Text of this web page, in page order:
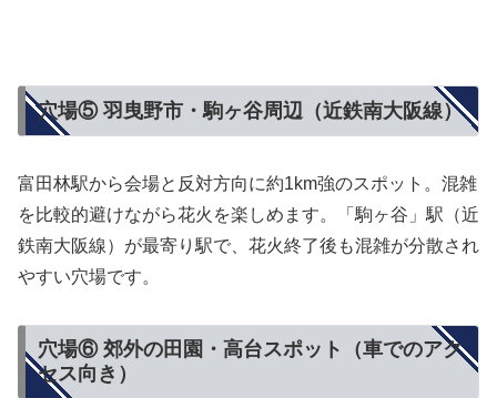
穴場⑤ 羽曳野市・駒ヶ谷周辺（近鉄南大阪線）
富田林駅から会場と反対方向に約1km強のスポット。混雑
を比較的避けながら花火を楽しめます。「駒ヶ谷」駅（近
鉄南大阪線）が最寄り駅で、花火終了後も混雑が分散され
やすい穴場です。
穴場⑥ 郊外の田園・高台スポット（車でのアク
セス向き）